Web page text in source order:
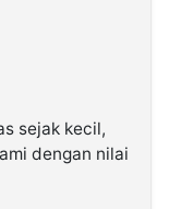
sejak kecil,
dengan nilai